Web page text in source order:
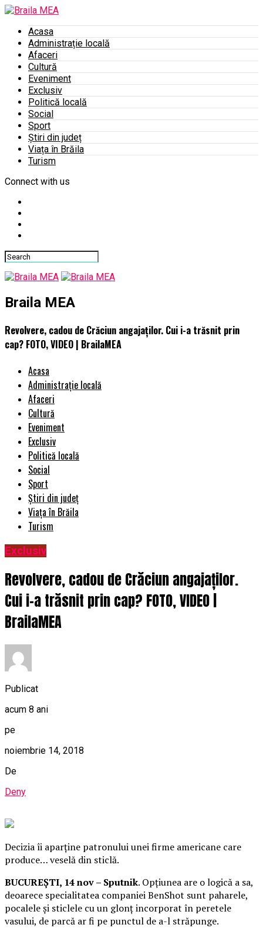
Acasa
Administrație locală
Afaceri
Cultură
Eveniment
Exclusiv
Politică locală
Social
Sport
Știri din județ
Viața în Brăila
Turism
Connect with us
Braila MEA
Revolvere, cadou de Crăciun angajaților. Cui i-a trăsnit prin
cap? FOTO, VIDEO | BrailaMEA
Acasa
Administrație locală
Afaceri
Cultură
Eveniment
Exclusiv
Politică locală
Social
Sport
Știri din județ
Viața în Brăila
Turism
Exclusiv
Revolvere, cadou de Crăciun angajaților.
Cui i-a trăsnit prin cap? FOTO, VIDEO |
BrailaMEA
Publicat
acum 8 ani
pe
noiembrie 14, 2018
De
Deny
Decizia îi aparține patronului unei firme americane care
produce… veselă din sticlă.
BUCUREȘTI, 14 nov – Sputnik. Opțiunea are o logică a sa,
deoarece specialitatea companiei BenShot sunt paharele,
pocalele și sticlele cu un glonț incorporat în peretele
vasului, de parcă ar fi pe punctul de a-l străpunge.